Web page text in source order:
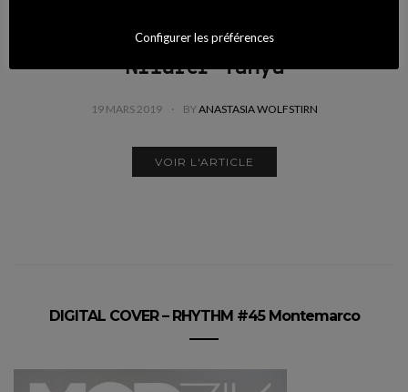
Universe, le premier album de
Nilüfer Yanya
19 MARS 2019 BYANASTASIA WOLFSTIRN
VOIR L'ARTICLE
DIGITAL COVER – RHYTHM #45 Montemarco
Configurer les préférences